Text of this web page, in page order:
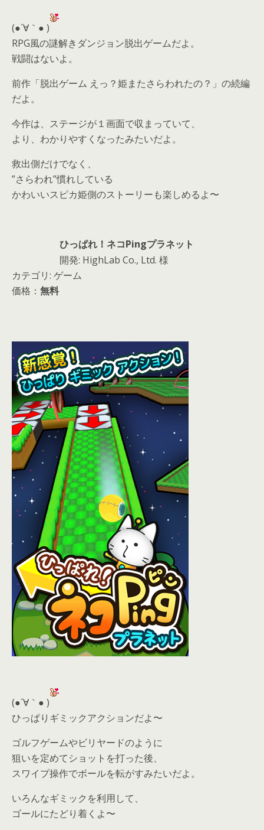
(●´∀｀● )
RPG風の謎解きダンジョン脱出ゲームだよ。
戦闘はないよ。
前作「脱出ゲーム えっ？姫またさらわれたの？」の続編
だよ。
今作は、ステージが１画面で収まっていて、
より、わかりやすくなったみたいだよ。
救出側だけでなく、
”さらわれ”慣れしている
かわいいスピカ姫側のストーリーも楽しめるよ〜
ひっぱれ！ネコPingプラネット
開発: HighLab Co., Ltd. 様
カテゴリ: ゲーム
価格： 無料
(●´∀｀● )
ひっぱりギミックアクションだよ〜
ゴルフゲームやビリヤードのように
狙いを定めてショットを打った後、
スワイプ操作でボールを転がすみたいだよ。
いろんなギミックを利用して、
ゴールにたどり着くよ〜